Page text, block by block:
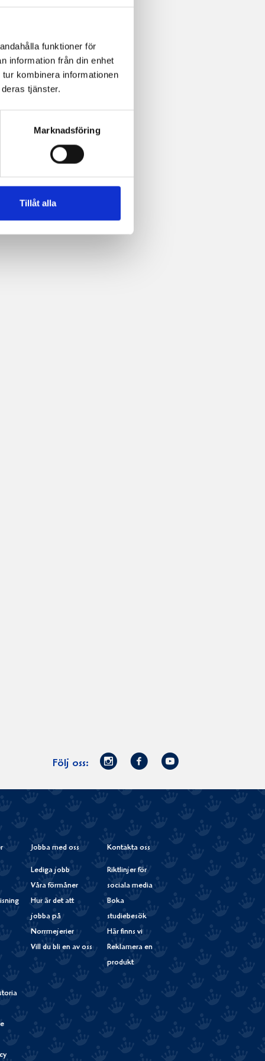
funktioner för
information från din enhet
kombinera informationen
tjänster.
Marknadsföring
Tillåt alla
Följ oss:
Norrmejerier
Instagram
Facebook
Youtube
Jobba med oss
Lediga jobb
Våra förmåner
Hur är det att
jobba på
Norrmejerier
Vill du bli en av oss
Kontakta oss
Riktlinjer för
sociala media
Boka
studiebesök
Här finns vi
Reklamera en
produkt